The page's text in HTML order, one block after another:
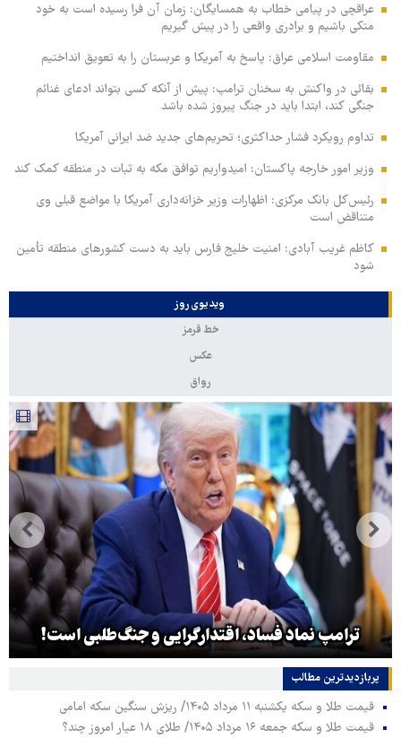
عراقچی در پیامی خطاب به همسایگان: زمان آن فرا رسیده است به خود
متکی باشیم و برادری واقعی را در پیش گیریم
مقاومت اسلامی عراق: پاسخ به آمریکا و عربستان را به تعویق انداختیم
بقائی در واکنش به سخنان ترامپ: پیش از آنکه کسی بتواند ادعای غنائم
جنگی کند، ابتدا باید در جنگ پیروز شده باشد
تداوم رویکرد فشار حداکثری؛ تحریم‌های جدید ضد ایرانی آمریکا
وزیر امور خارجه پاکستان: امیدواریم توافق مکه به ثبات در منطقه کمک کند
رئیس‌کل بانک مرکزی: اظهارات وزیر خزانه‌داری آمریکا با مواضع قبلی وی
متناقض است
کاظم غریب آبادی: امنیت خلیج فارس باید به دست کشورهای منطقه تأمین
شود
ویدیوی روز
خط قرمز
عکس
رواق
ترامپ نماد فساد، اقتدارگرایی و جنگ‌طلبی است!
پربازدیدترین‌ مطالب
قیمت طلا و سکه یکشنبه ۱۱ مرداد ۱۴۰۵/ ریزش سنگین سکه امامی
قیمت طلا و سکه جمعه ۱۶ مرداد ۱۴۰۵/ طلای ۱۸ عیار امروز چند؟